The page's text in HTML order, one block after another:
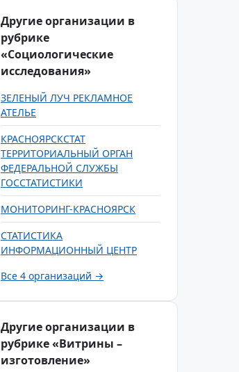
Другие организации в
рубрике
«Социологические
исследования»
ЗЕЛЕНЫЙ ЛУЧ РЕКЛАМНОЕ
АТЕЛЬЕ
КРАСНОЯРСКСТАТ
ТЕРРИТОРИАЛЬНЫЙ ОРГАН
ФЕДЕРАЛЬНОЙ СЛУЖБЫ
ГОССТАТИСТИКИ
МОНИТОРИНГ-КРАСНОЯРСК
СТАТИСТИКА
ИНФОРМАЦИОННЫЙ ЦЕНТР
Все 4 организаций →
Другие организации в
рубрике «Витрины –
изготовление»